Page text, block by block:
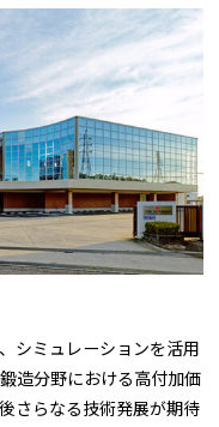
シミュレーションを活用
造分野における高付加価
さらなる技術発展が期待